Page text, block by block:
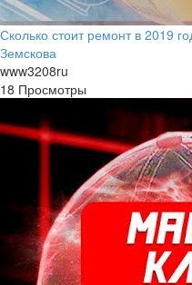
Сколько стоит ремонт в 2019
Земскова
www3208ru
18 Просмотры